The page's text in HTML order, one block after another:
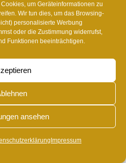
um Geräteinformationen zu
Wir tun dies, um das Browsing-
personalisierte Werbung
oder die Zustimmung widerrufst,
Funktionen beeinträchtigen.
ansehen
Impressum
SUPPORT
RICHTLINIE (EU)
2026